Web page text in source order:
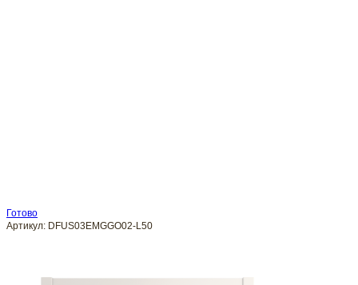
Готово
Артикул: DFUS03EMGGO02-L50